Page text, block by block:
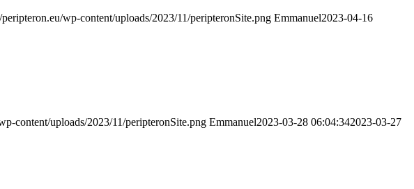
peripteron.eu/wp-content/uploads/2023/11/peripteronSite.png Emmanuel2023-04-16
content/uploads/2023/11/peripteronSite.png Emmanuel2023-03-28 06:04:342023-03-27